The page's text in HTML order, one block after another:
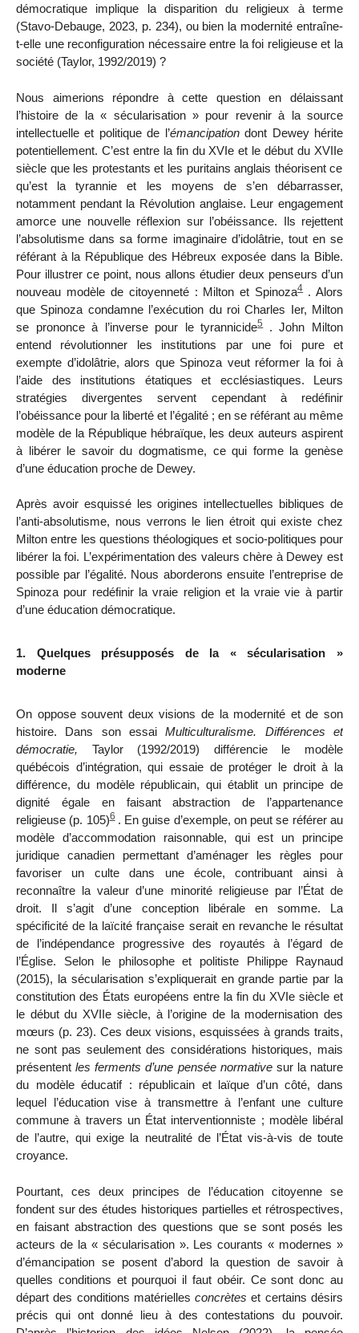
démocratique implique la disparition du religieux à terme
(Stavo-Debauge, 2023, p. 234), ou bien la modernité entraîne-
t-elle une reconfiguration nécessaire entre la foi religieuse et la
société (Taylor, 1992/2019) ?
Nous aimerions répondre à cette question en délaissant
l’histoire de la « sécularisation » pour revenir à la source
intellectuelle et politique de l’émancipationdont Dewey hérite
potentiellement. C’est entre la fin du XVIe et le début du XVIIe
siècle que les protestants et les puritains anglais théorisent ce
qu’est la tyrannie et les moyens de s’en débarrasser,
notamment pendant la Révolution anglaise. Leur engagement
amorce une nouvelle réflexion sur l’obéissance. Ils rejettent
l’absolutisme dans sa forme imaginaire d’idolâtrie, tout en se
référant à la République des Hébreux exposée dans la Bible.
Pour illustrer ce point, nous allons étudier deux penseurs d’un
nouveau modèle de citoyenneté : Milton et Spinoza4 . Alors
que Spinoza condamne l’exécution du roi Charles Ier, Milton
se prononce à l’inverse pour le tyrannicide5
. John Milton
entend révolutionner les institutions par une foi pure et
exempte d’idolâtrie, alors que Spinoza veut réformer la foi à
l’aide des institutions étatiques et ecclésiastiques. Leurs
stratégies divergentes servent cependant à redéfinir
l’obéissance pour la liberté et l’égalité ; en se référant au même
modèle de la République hébraïque, les deux auteurs aspirent
à libérer le savoir du dogmatisme, ce qui forme la genèse
d’une éducation proche de Dewey.
Après avoir esquissé les origines intellectuelles bibliques de
l’anti-absolutisme, nous verrons le lien étroit qui existe chez
Milton entre les questions théologiques et socio-politiques pour
libérer la foi. L’expérimentation des valeurs chère à Dewey est
possible par l’égalité. Nous aborderons ensuite l’entreprise de
Spinoza pour redéfinir la vraie religion et la vraie vie à partir
d’une éducation démocratique.
1. Quelques présupposés de la « sécularisation »
moderne
On oppose souvent deux visions de la modernité et de son
histoire. Dans son essaiMulticulturalisme. Différences et
démocratie, Taylor (1992/2019) différencie le modèle
québécois d’intégration, qui essaie de protéger le droit à la
différence, du modèle républicain, qui établit un principe de
dignité égale en faisant abstraction de l’appartenance
religieuse (p. 105)6 . En guise d’exemple, on peut se référer au
modèle d’accommodation raisonnable, qui est un principe
juridique canadien permettant d’aménager les règles pour
favoriser un culte dans une école, contribuant ainsi à
reconnaître la valeur d’une minorité religieuse par l’État de
droit. Il s’agit d’une conception libérale en somme. La
spécificité de la laïcité française serait en revanche le résultat
de l’indépendance progressive des royautés à l’égard de
l’Église. Selon le philosophe et politiste Philippe Raynaud
(2015), la sécularisation s’expliquerait en grande partie par la
constitution des États européens entre la fin du XVIe siècle et
le début du XVIIe siècle, à l’origine de la modernisation des
mœurs (p. 23). Ces deux visions, esquissées à grands traits,
ne sont pas seulement des considérations historiques, mais
présententles ferments d’une pensée normativesur la nature
du modèle éducatif : républicain et laïque d’un côté, dans
lequel l’éducation vise à transmettre à l’enfant une culture
commune à travers un État interventionniste ; modèle libéral
de l’autre, qui exige la neutralité de l’État vis-à-vis de toute
croyance.
Pourtant, ces deux principes de l’éducation citoyenne se
fondent sur des études historiques partielles et rétrospectives,
en faisant abstraction des questions que se sont posés les
acteurs de la « sécularisation ». Les courants « modernes »
d’émancipation se posent d’abord la question de savoir à
quelles conditions et pourquoi il faut obéir. Ce sont donc au
départ des conditions matériellesconcrètes et certains désirs
précis qui ont donné lieu à des contestations du pouvoir.